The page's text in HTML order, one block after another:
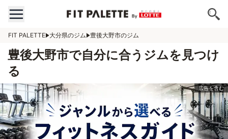
FIT PALETTE 大分県のジム 豊後大野市のジム
豊後大野市で自分に合うジムを見つけ
る